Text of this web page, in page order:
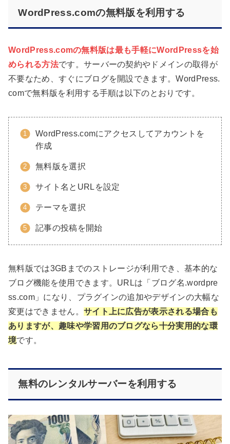
WordPress.comの無料版を利用する
WordPress.comの無料版は最も手軽にWordPressを始
められる方法です。サーバーの契約やドメインの取得が
不要なため、すぐにブログを開設できます。WordPress.
comで無料版を利用する手順は以下のとおりです。
WordPress.comにアクセスしてアカウントを
作成
無料版を選択
サイト名とURLを設定
テーマを選択
記事の投稿を開始
無料版では3GBまでのストレージが利用でき、基本的な
ブログ機能を使用できます。URLは「ブログ名.wordpre
ss.com」になり、プラグインの追加やデザインの大幅な
変更はできません。 サイト上に広告が表示される場合も
ありますが、趣味や学習用のブログなら十分実用的な環
境です。
無料のレンタルサーバーを利用する